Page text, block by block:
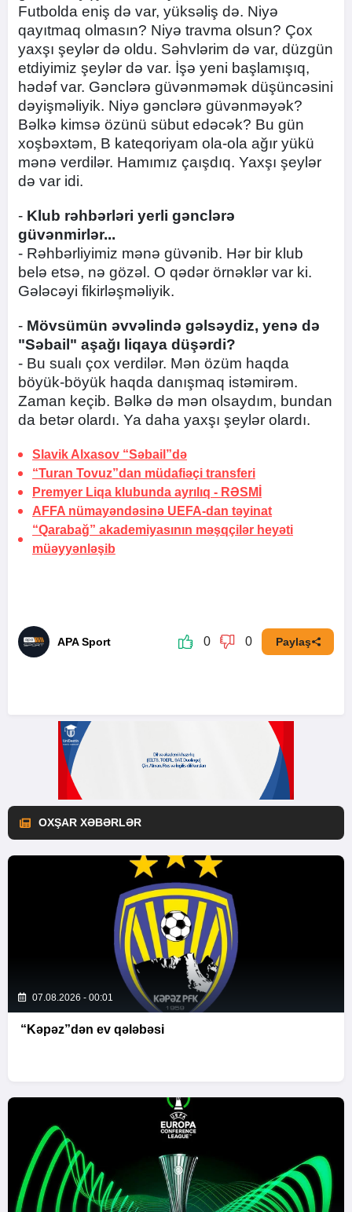
Futbolda eniş də var, yüksəliş də. Niyə
qayıtmaq olmasın? Niyə travma olsun? Çox
yaxşı şeylər də oldu. Səhvlərim də var, düzgün
etdiyimiz şeylər də var. İşə yeni başlamışıq,
hədəf var. Gənclərə güvənməmək düşüncəsini
dəyişməliyik. Niyə gənclərə güvənməyək?
Bəlkə kimsə özünü sübut edəcək? Bu gün
xoşbəxtəm, B kateqoriyam ola-ola ağır yükü
mənə verdilər. Hamımız çaışdıq. Yaxşı şeylər
də var idi.
- Klub rəhbərləri yerli gənclərə
güvənmirlər...
- Rəhbərliyimiz mənə güvənib. Hər bir klub
belə etsə, nə gözəl. O qədər örnəklər var ki.
Gələcəyi fikirləşməliyik.
- Mövsümün əvvəlində gəlsəydiz, yenə də
"Səbail" aşağı liqaya düşərdi?
- Bu sualı çox verdilər. Mən özüm haqda
böyük-böyük haqda danışmaq istəmirəm.
Zaman keçib. Bəlkə də mən olsaydım, bundan
da betər olardı. Ya daha yaxşı şeylər olardı.
Slavik Alxasov “Səbail”də
“Turan Tovuz”dan müdafiəçi transferi
Premyer Liqa klubunda ayrılıq - RƏSMİ
AFFA nümayəndəsinə UEFA-dan təyinat
“Qarabağ” akademiyasının məşqçilər heyəti
müəyyənləşib
APA Sport 0 0 Paylaş
OXŞAR XƏBƏRLƏR
07.08.2026 - 00:01
“Kəpəz”dən ev qələbəsi